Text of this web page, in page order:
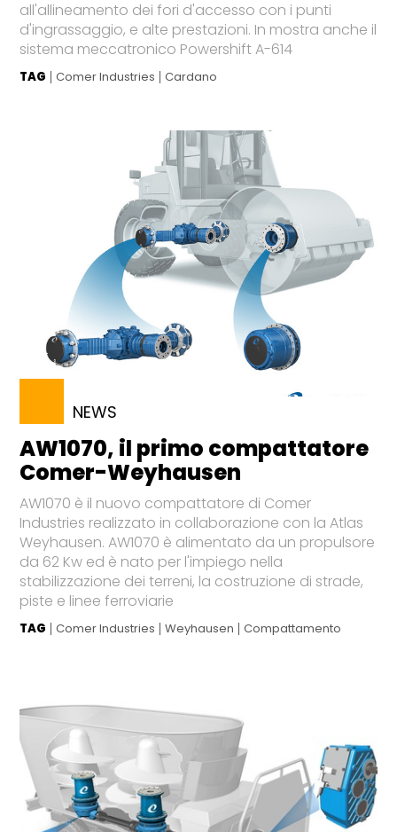
all'allineamento dei fori d'accesso con i punti
d'ingrassaggio, e alte prestazioni. In mostra anche il
sistema meccatronico Powershift A-614
TAG Comer Industries Cardano
NEWS
AW1070, il primo compattatore
Comer-Weyhausen
AW1070 è il nuovo compattatore di Comer
Industries realizzato in collaborazione con la Atlas
Weyhausen. AW1070 è alimentato da un propulsore
da 62 Kw ed è nato per l'impiego nella
stabilizzazione dei terreni, la costruzione di strade,
piste e linee ferroviarie
TAG Comer Industries Weyhausen Compattamento